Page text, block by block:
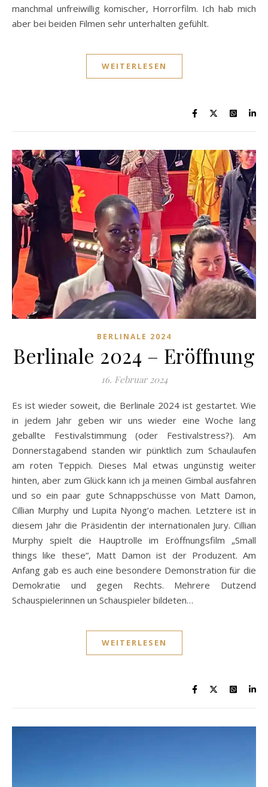
manchmal unfreiwillig komischer, Horrorfilm. Ich hab mich
aber bei beiden Filmen sehr unterhalten gefühlt.
WEITERLESEN
BERLINALE 2024
Berlinale 2024 – Eröffnung
16. Februar 2024
Es ist wieder soweit, die Berlinale 2024 ist gestartet. Wie
in jedem Jahr geben wir uns wieder eine Woche lang
geballte Festivalstimmung (oder Festivalstress?). Am
Donnerstagabend standen wir pünktlich zum Schaulaufen
am roten Teppich. Dieses Mal etwas ungünstig weiter
hinten, aber zum Glück kann ich ja meinen Gimbal ausfahren
und so ein paar gute Schnappschüsse von Matt Damon,
Cillian Murphy und Lupita Nyong‘o machen. Letztere ist in
diesem Jahr die Präsidentin der internationalen Jury. Cillian
Murphy spielt die Hauptrolle im Eröffnungsfilm „Small
things like these“, Matt Damon ist der Produzent. Am
Anfang gab es auch eine besondere Demonstration für die
Demokratie und gegen Rechts. Mehrere Dutzend
Schauspielerinnen un Schauspieler bildeten…
WEITERLESEN